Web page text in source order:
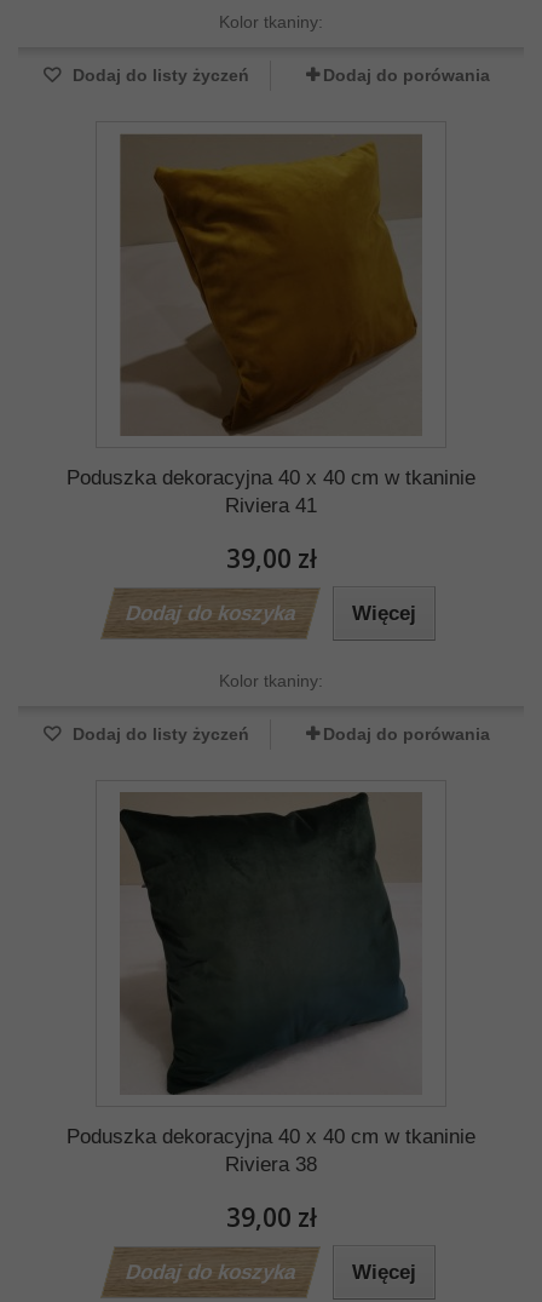
Kolor tkaniny:
Dodaj do listy życzeń Dodaj do porówania
Poduszka dekoracyjna 40 x 40 cm w tkaninie
Riviera 41
39,00 zł
Dodaj do koszyka Więcej
Kolor tkaniny:
Dodaj do listy życzeń Dodaj do porówania
Poduszka dekoracyjna 40 x 40 cm w tkaninie
Riviera 38
39,00 zł
Dodaj do koszyka Więcej